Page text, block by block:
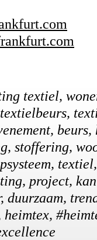
textiel,
beurs,
stoffering,
project,